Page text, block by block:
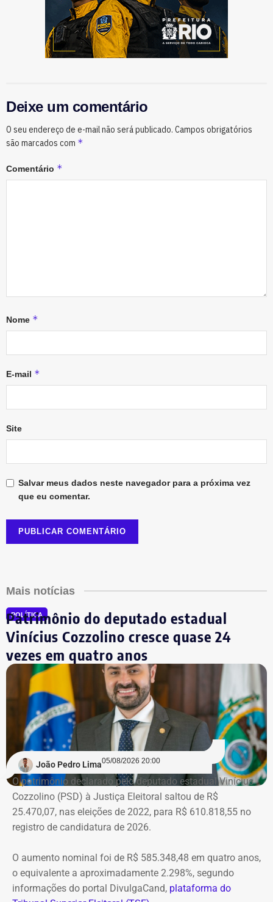
Deixe um comentário
O seu endereço de e-mail não será publicado. Campos obrigatórios
são marcados com *
Comentário *
Nome *
E-mail *
Site
Salvar meus dados neste navegador para a próxima vez
que eu comentar.
Mais notícias
POLÍTICA
Patrimônio do deputado estadual
Vinícius Cozzolino cresce quase 24
vezes em quatro anos
João Pedro Lima05/08/2026 20:00
O patrimônio declarado pelo deputado estadual Vinícius
Cozzolino (PSD) à Justiça Eleitoral saltou de R$
25.470,07, nas eleições de 2022, para R$ 610.818,55 no
registro de candidatura de 2026.
O aumento nominal foi de R$ 585.348,48 em quatro anos,
o equivalente a aproximadamente 2.298%, segundo
informações do portal DivulgaCand, plataforma do